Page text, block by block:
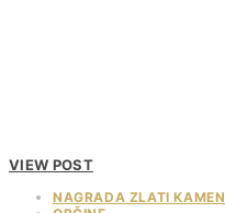
VIEW POST
NAGRADA ZLATI KAMEN